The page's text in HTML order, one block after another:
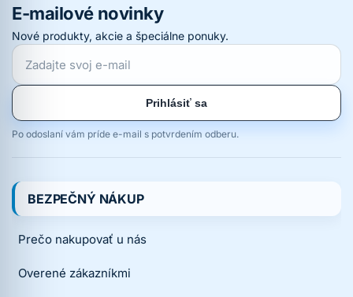
E-mailové novinky
Nové produkty, akcie a špeciálne ponuky.
Prihlásiť sa
Po odoslaní vám príde e-mail s potvrdením odberu.
BEZPEČNÝ NÁKUP
Prečo nakupovať u nás
Overené zákazníkmi